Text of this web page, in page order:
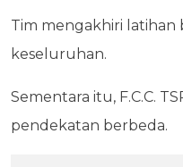
Tim mengakhiri latihan
keseluruhan.
Sementara itu, F.C.C.
pendekatan berbeda.